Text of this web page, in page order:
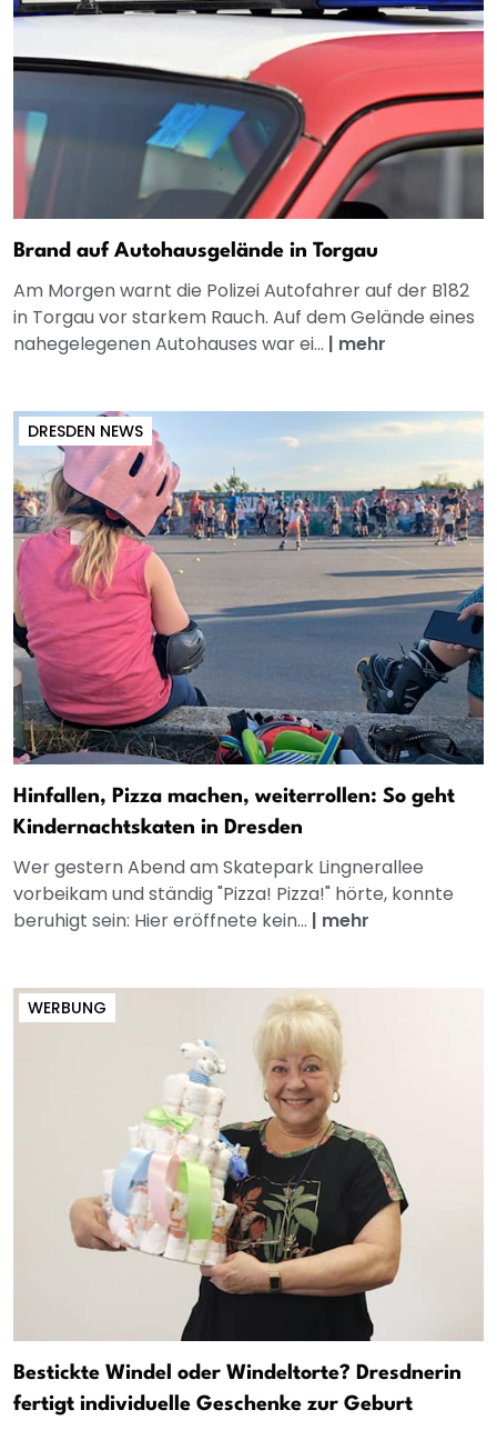
Brand auf Autohausgelände in Torgau
Am Morgen warnt die Polizei Autofahrer auf der B182
in Torgau vor starkem Rauch. Auf dem Gelände eines
nahegelegenen Autohauses war ei... | mehr
DRESDEN NEWS
Hinfallen, Pizza machen, weiterrollen: So geht
Kindernachtskaten in Dresden
Wer gestern Abend am Skatepark Lingnerallee
vorbeikam und ständig "Pizza! Pizza!" hörte, konnte
beruhigt sein: Hier eröffnete kein... | mehr
WERBUNG
Bestickte Windel oder Windeltorte? Dresdnerin
fertigt individuelle Geschenke zur Geburt